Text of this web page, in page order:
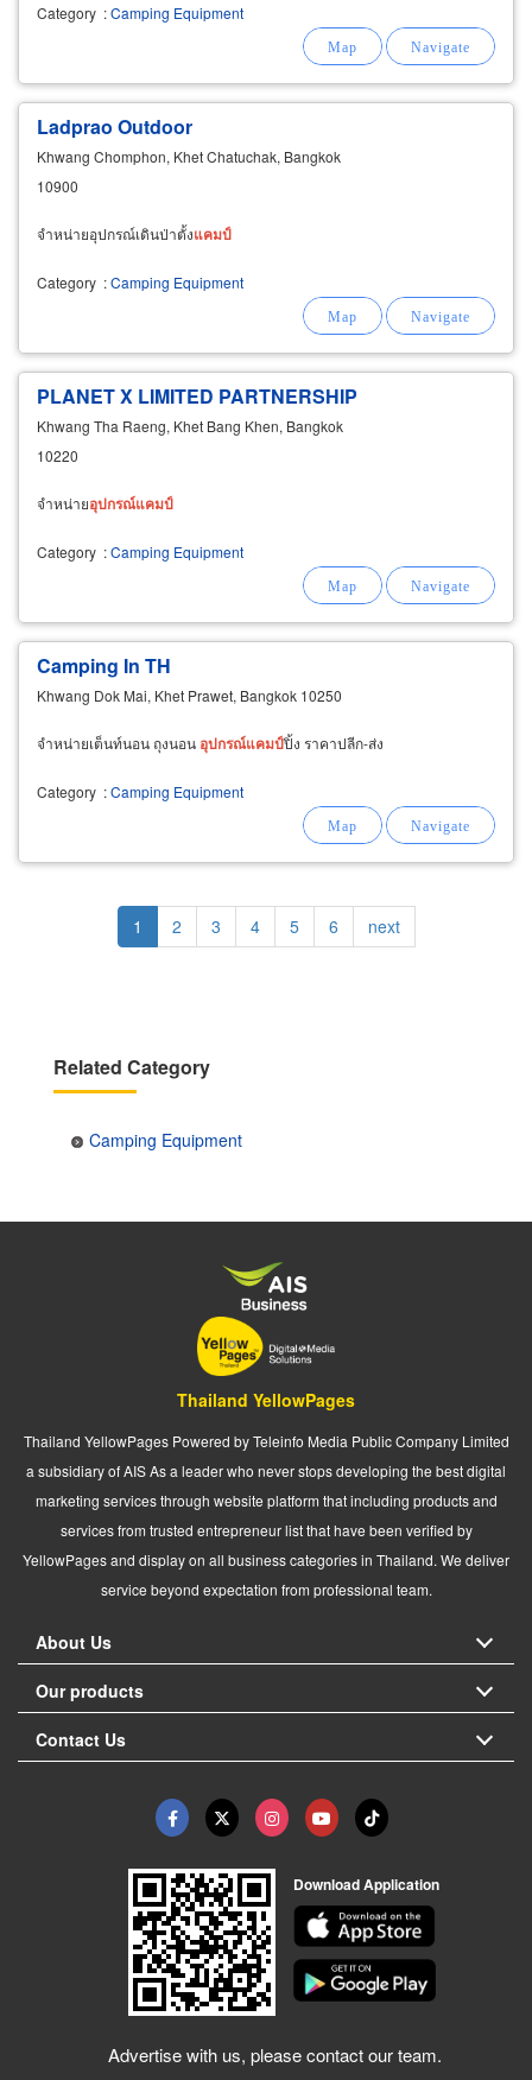
Category :Camping Equipment
Ladprao Outdoor
Khwang Chomphon, Khet Chatuchak, Bangkok
10900
จำหน่ายอุปกรณ์เดินป่าตั้งแคมป์
Category :Camping Equipment
PLANET X LIMITED PARTNERSHIP
Khwang Tha Raeng, Khet Bang Khen, Bangkok
10220
จำหน่ายอุปกรณ์แคมป์
Category :Camping Equipment
Camping In TH
Khwang Dok Mai, Khet Prawet, Bangkok 10250
จำหน่ายเต็นท์นอน ถุงนอน อุปกรณ์แคมป์ปิ้ง ราคาปลีก-ส่ง
Category :Camping Equipment
PaginationCurrent
page
1 Page
2 Page
3 Page
4 Page
5 Page
6
Next
page
next
Related Category
Camping Equipment
Thailand YellowPages
Thailand YellowPages Powered by Teleinfo Media Public Company Limited
a subsidiary of AIS As a leader who never stops developing the best digital
marketing services through website platform that including products and
services from trusted entrepreneur list that have been verified by
YellowPages and display on all business categories in Thailand. We deliver
service beyond expectation from professional team.
About Us
Our products
Contact Us
Download Application
Advertise with us, please contact our team.